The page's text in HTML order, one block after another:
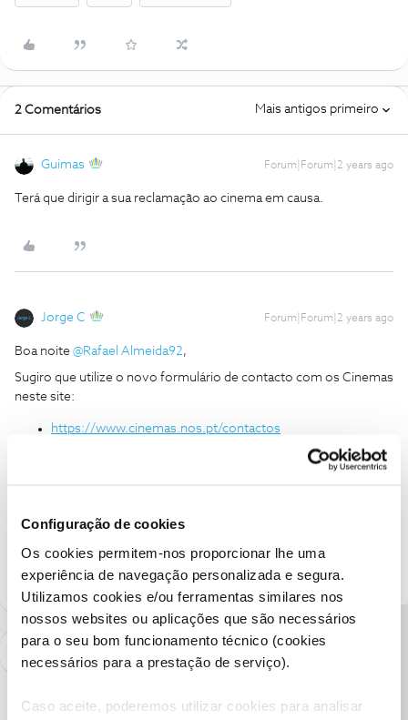
Configuração de cookies
Os cookies permitem-nos proporcionar lhe uma
experiência de navegação personalizada e segura.
Utilizamos cookies e/ou ferramentas similares nos
nossos websites ou aplicações que são necessários
para o seu bom funcionamento técnico (cookies
necessários para a prestação de serviço).
Caso aceite, poderemos utilizar cookies para analisar
2 Comentários Mais antigos primeiro
Guimas Forum|Forum|2 years ago
Terá que dirigir a sua reclamação ao cinema em causa.
Jorge C Forum|Forum|2 years ago
Boa noite @Rafael Almeida92,
Sugiro que utilize o novo formulário de contacto com os Cinemas
neste site:
https://www.cinemas.nos.pt/contactos
Ajude a comunidade do Fórum NOS com “Likes” e “Melhor
Resposta” nas soluções mais úteis. Siga o perfil para acompanhar
dicas, ajuda e novidades do Fórum NOS.